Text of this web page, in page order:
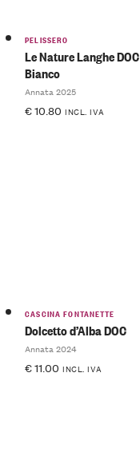
PELISSERO
Le Nature Langhe DOC
Bianco
Annata 2025
€10.80 INCL. IVA
CASCINA FONTANETTE
Dolcetto d’Alba DOC
Annata 2024
€11.00 INCL. IVA